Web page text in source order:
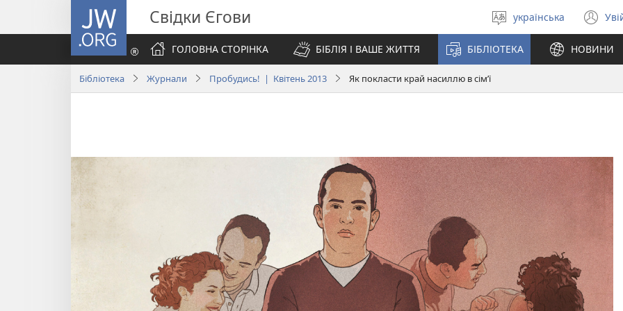
JW.ORG Свідки Єгови
Вибрати
мову
українська
у
ГОЛОВНА СТОРІНКА
БІБЛІЯ І ВАШЕ ЖИТТЯ БІБЛІОТЕКА НОВИНИ
Бібліотека Журнали Пробудись! | Квітень 2013 Як покласти край насиллю в сім’ї